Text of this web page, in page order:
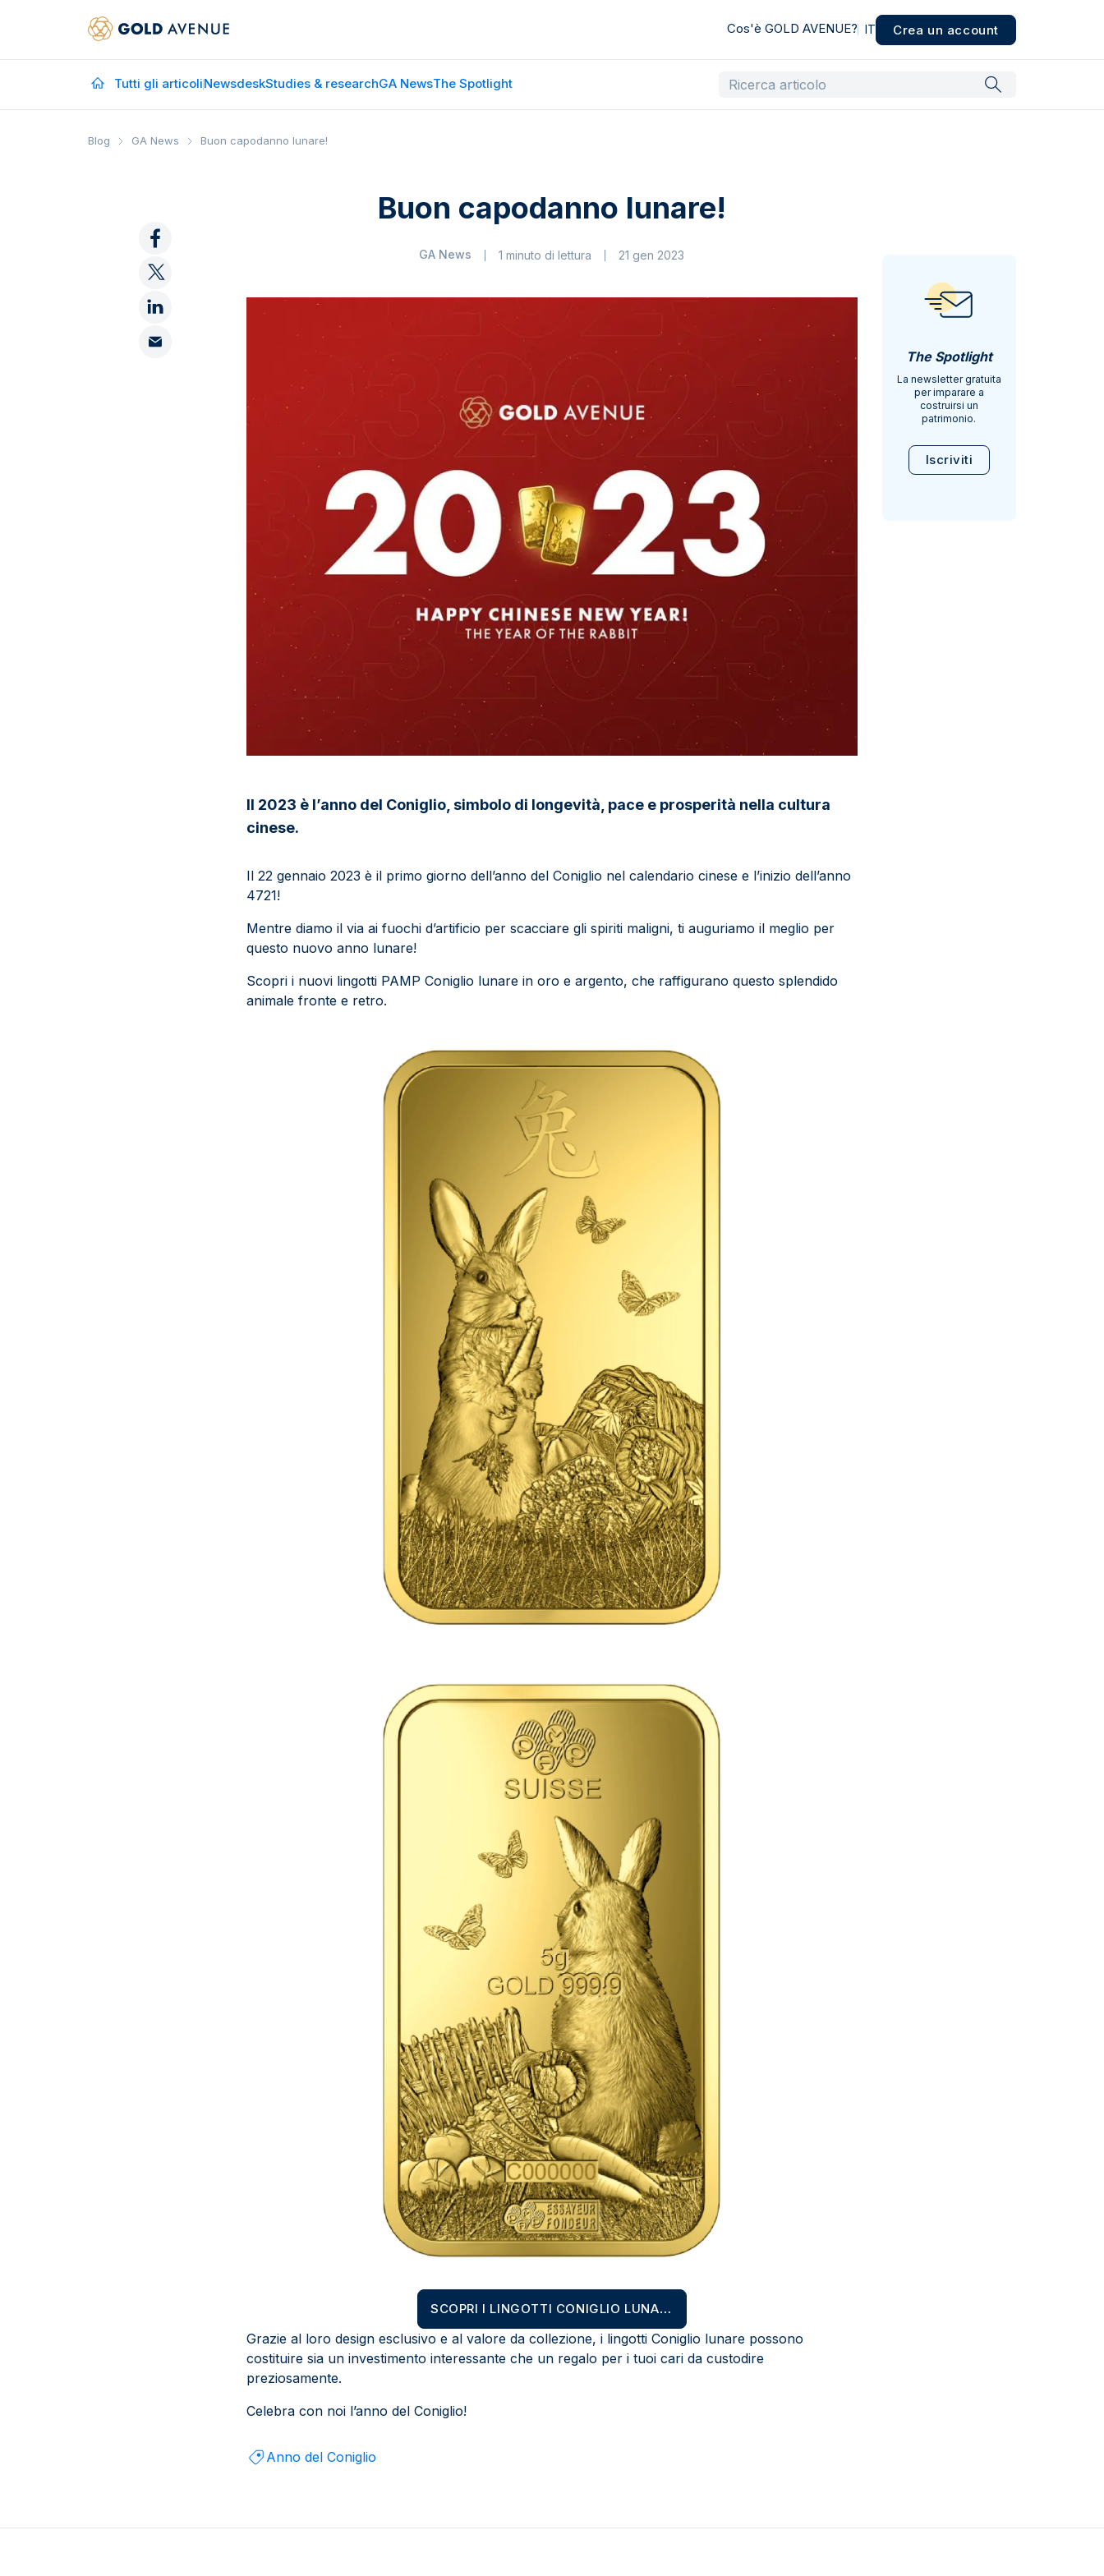
Cos'è GOLD AVENUE? IT Crea un account
Tutti gli articoliNewsdeskStudies & researchGA NewsThe Spotlight
Blog GA News Buon capodanno lunare!
Buon capodanno lunare!
GA News 1 minuto di lettura 21 gen 2023
Il 2023 è l’anno del Coniglio, simbolo di longevità, pace e prosperità nella cultura
cinese.
Il 22 gennaio 2023 è il primo giorno dell’anno del Coniglio nel calendario cinese e l’inizio dell’anno
4721!
Mentre diamo il via ai fuochi d’artificio per scacciare gli spiriti maligni, ti auguriamo il meglio per
questo nuovo anno lunare!
Scopri i nuovi lingotti PAMP Coniglio lunare in oro e argento, che raffigurano questo splendido
animale fronte e retro.
SCOPRI I LINGOTTI CONIGLIO LUNARE
Grazie al loro design esclusivo e al valore da collezione, i lingotti Coniglio lunare possono
costituire sia un investimento interessante che un regalo per i tuoi cari da custodire
preziosamente.
Celebra con noi l’anno del Coniglio!
Anno del Coniglio
The Spotlight
La newsletter gratuita
per imparare a
costruirsi un
patrimonio.
Iscriviti